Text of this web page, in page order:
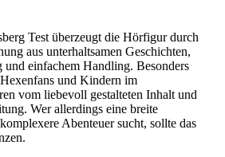
Test überzeugt die Hörfigur durch
aus unterhaltsamen Geschichten,
einfachem Handling. Besonders
und Kindern im
vom liebevoll gestalteten Inhalt und
Wer allerdings eine breite
Abenteuer sucht, sollte das